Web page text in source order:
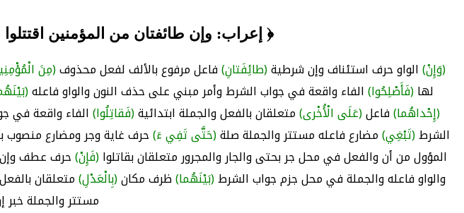
﴿ إعراب: وإن طائفتان من المؤمنين
(وَإِنْ)الواو حرف استئناف وإن شرطية(طائِفَتانِ)فاعل مرفوع بالألف لفعل محذوف(مِنَ
لها(فَأَصْلِحُوا)الفاء واقعة في جواب الشرط وأمر مبني على حذف النون والواو فاعله
(إِحْداهُما)فاعل(عَلَى الْأُخْرى)متعلقان بالفعل والجملة ابتدائية(فَقاتِلُوا)الفاء واقعة في
الشرط(تَبْغِي)مضارع فاعله مستتر والجملة صلة(حَتَّى تَفِي ءَ)حرف غاية وجر ومضارع
المؤول من أن والفعل في محل جر بحتى والجار والمجرور متعلقان بقاتلوا(فَإِنْ)حرف عطف
والواو فاعله والجملة في محل جزم جواب الشرط(بَيْنَهُما)ظرف مكان(بِالْعَدْلِ)متعلقان
مستتر والجملة خبر